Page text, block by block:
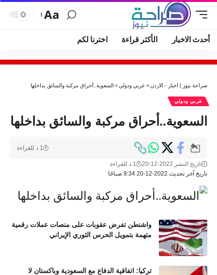
Aa
أحدث الاخبار الأكثر قراءة اخترنا لكم
صراحة نيوز | اخبار - الاردن> عربي ودولي> السعوية..أحراق مركبة والسائق بداخلها
عربي ودولي
السعوية..أحراق مركبة والسائق بداخلها
تاريخ آخر تحديث 2022-12-20 9:34 صباحًا
تاريخ النشر 2022-12-20 1 د للقراءة
1 د للقراءة
واشنطن تفرض عقوبات على منصات عملات رقمية
متهمة بتمويل الحرس الثوري الإيراني
تركيا: اتفاقية الدفاع مع السعودية وباكستان لا